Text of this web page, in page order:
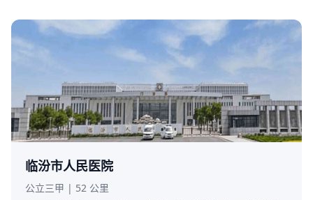
临汾市人民医院
公立三甲 | 52 公里